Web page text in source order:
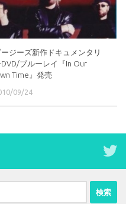
ージーズ新作ドキュメンタリ
DVD/ブルーレイ『In Our
Time』発売
09/24